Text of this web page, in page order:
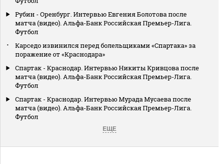
Рубин - Оренбург. Интервью Евгения Болотова после
матча (видео). Альфа-Банк Российская Премьер-Лига.
Футбол
Карседо извинился перед болельщиками «Спартака» за
поражение от «Краснодара»
Спартак - Краснодар. Интервью Никиты Кривцова после
матча (видео). Альфа-Банк Российская Премьер-Лига.
Футбол
Спартак - Краснодар. Интервью Мурада Мусаева после
матча (видео). Альфа-Банк Российская Премьер-Лига.
Футбол
ЕЩЕ